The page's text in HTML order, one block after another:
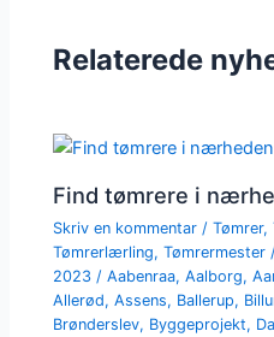
Relaterede
Find tømrere i
Skriv en kommentar /Tømrer,
Tømrerlærling,Tømrermester
2023 /Aabenraa,Aalborg,
Allerød,Assens, Ballerup,
Brønderslev, Byggeprojekt,